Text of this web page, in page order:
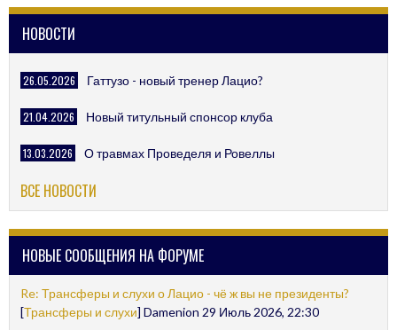
НОВОСТИ
26.05.2026 Гаттузо - новый тренер Лацио?
21.04.2026 Новый титульный спонсор клуба
13.03.2026 О травмах Проведеля и Ровеллы
ВСЕ НОВОСТИ
НОВЫЕ СООБЩЕНИЯ НА ФОРУМЕ
Re: Трансферы и слухи о Лацио - чё ж вы не президенты?
[Трансферы и слухи] Damenion 29 Июль 2026, 22:30